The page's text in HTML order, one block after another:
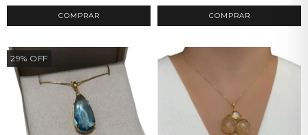
COMPRAR COMPRAR
29% OFF